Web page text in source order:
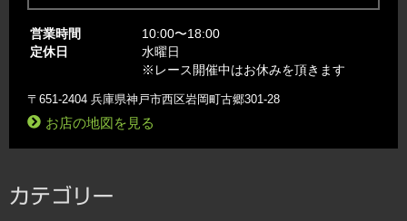
営業時間
10:00〜18:00
定休日
水曜日
※レース開催中はお休みを頂きます
〒651-2404 兵庫県神戸市西区岩岡町古郷301-28
お店の地図を見る
カテゴリー